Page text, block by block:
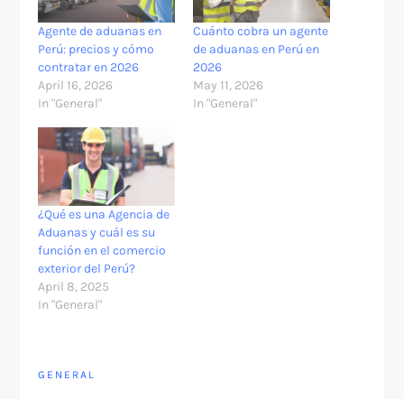
Agente de aduanas en
Perú: precios y cómo
contratar en 2026
April 16, 2026
In "General"
Cuánto cobra un agente
de aduanas en Perú en
2026
May 11, 2026
In "General"
¿Qué es una Agencia de
Aduanas y cuál es su
función en el comercio
exterior del Perú?
April 8, 2025
In "General"
GENERAL